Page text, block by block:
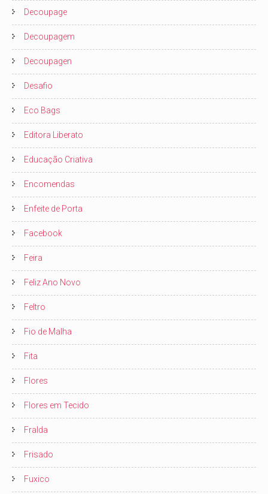
Decoupage
Decoupagem
Decoupagen
Desafio
Eco Bags
Editora Liberato
Educação Criativa
Encomendas
Enfeite de Porta
Facebook
Feira
Feliz Ano Novo
Feltro
Fio de Malha
Fita
Flores
Flores em Tecido
Fralda
Frisado
Fuxico